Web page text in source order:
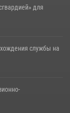
для
службы на